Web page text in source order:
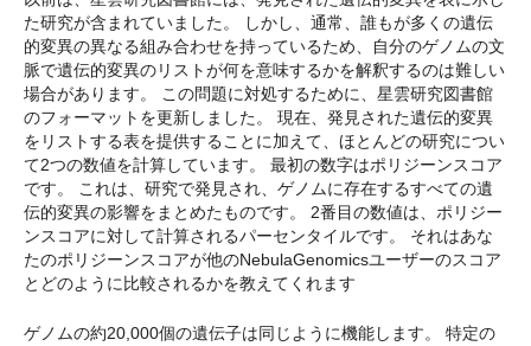
た研究が含まれていました。 しかし、通常、誰もが多くの遺伝
的変異の異なる組み合わせを持っているため、自分のゲノムの文
脈で遺伝的変異のリストが何を意味するかを解釈するのは難しい
場合があります。 この問題に対処するために、星雲研究図書館
のフォーマットを更新しました。 現在、発見された遺伝的変異
をリストする表を提供することに加えて、ほとんどの研究につい
て2つの数値を計算しています。 最初の数字はポリジーンスコア
です。 これは、研究で発見され、ゲノムに存在するすべての遺
伝的変異の影響をまとめたものです。 2番目の数値は、ポリジー
ンスコアに対して計算されるパーセンタイルです。 それはあな
たのポリジーンスコアが他のNebulaGenomicsユーザーのスコア
とどのように比較されるかを教えてくれます
ゲノムの約20,000個の遺伝子は同じように機能します。 特定の